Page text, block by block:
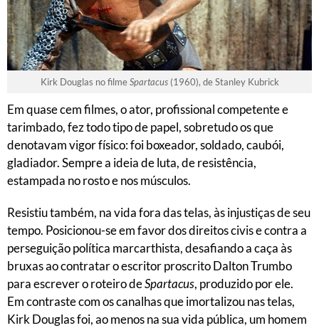
Kirk Douglas no filmeSpartacus(1960), de Stanley Kubrick
Em quase cem filmes, o ator, profissional competente e
tarimbado, fez todo tipo de papel, sobretudo os que
denotavam vigor físico: foi boxeador, soldado, caubói,
gladiador. Sempre a ideia de luta, de resistência,
estampada no rosto e nos músculos.
Resistiu também, na vida fora das telas, às injustiças de seu
tempo. Posicionou-se em favor dos direitos civis e contra a
perseguição política marcarthista, desafiando a caça às
bruxas ao contratar o escritor proscrito Dalton Trumbo
para escrever o roteiro deSpartacus, produzido por ele.
Em contraste com os canalhas que imortalizou nas telas,
Kirk Douglas foi, ao menos na sua vida pública, um homem